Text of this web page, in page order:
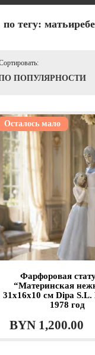
тегу:
Осталось мало
Фарфоровая
“Материнская
31х16х10 см Dipa
1978 год
BYN1,200.00